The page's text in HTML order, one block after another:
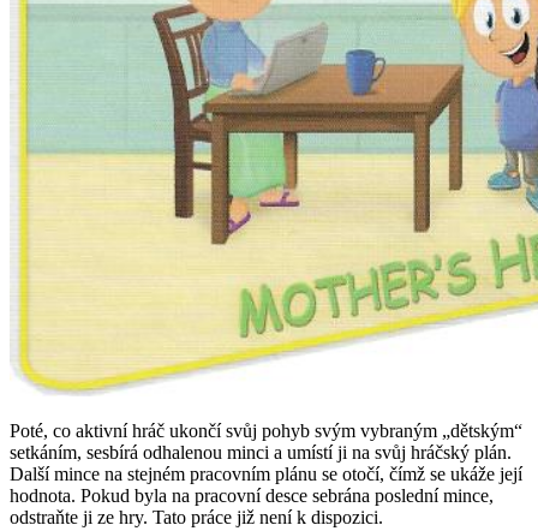
Poté, co aktivní hráč ukončí svůj pohyb svým vybraným „dětským“
setkáním, sesbírá odhalenou minci a umístí ji na svůj hráčský plán.
Další mince na stejném pracovním plánu se otočí, čímž se ukáže její
hodnota. Pokud byla na pracovní desce sebrána poslední mince,
odstraňte ji ze hry. Tato práce již není k dispozici.